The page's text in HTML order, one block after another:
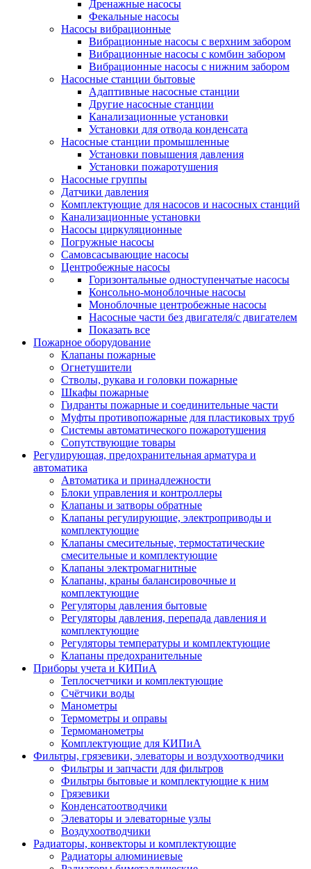
Дренажные насосы
Фекальные насосы
Насосы вибрационные
Вибрационные насосы с верхним забором
Вибрационные насосы с комбин забором
Вибрационные насосы с нижним забором
Насосные станции бытовые
Адаптивные насосные станции
Другие насосные станции
Канализационные установки
Установки для отвода конденсата
Насосные станции промышленные
Установки повышения давления
Установки пожаротушения
Насосные группы
Датчики давления
Комплектующие для насосов и насосных станций
Канализационные установки
Насосы циркуляционные
Погружные насосы
Самовсасывающие насосы
Центробежные насосы
Горизонтальные одноступенчатые насосы
Консольно-моноблочные насосы
Моноблочные центробежные насосы
Насосные части без двигателя/с двигателем
Показать все
Пожарное оборудование
Клапаны пожарные
Огнетушители
Стволы, рукава и головки пожарные
Шкафы пожарные
Гидранты пожарные и соединительные части
Муфты противопожарные для пластиковых труб
Системы автоматического пожаротушения
Сопутствующие товары
Регулирующая, предохранительная арматура и
автоматика
Автоматика и принадлежности
Блоки управления и контроллеры
Клапаны и затворы обратные
Клапаны регулирующие, электроприводы и
комплектующие
Клапаны смесительные, термостатические
смесительные и комплектующие
Клапаны электромагнитные
Клапаны, краны балансировочные и
комплектующие
Регуляторы давления бытовые
Регуляторы давления, перепада давления и
комплектующие
Регуляторы температуры и комплектующие
Клапаны предохранительные
Приборы учета и КИПиА
Теплосчетчики и комплектующие
Счётчики воды
Манометры
Термометры и оправы
Термоманометры
Комплектующие для КИПиА
Фильтры, грязевики, элеваторы и воздухоотводчики
Фильтры и запчасти для фильтров
Фильтры бытовые и комплектующие к ним
Грязевики
Конденсатоотводчики
Элеваторы и элеваторные узлы
Воздухоотводчики
Радиаторы, конвекторы и комплектующие
Радиаторы алюминиевые